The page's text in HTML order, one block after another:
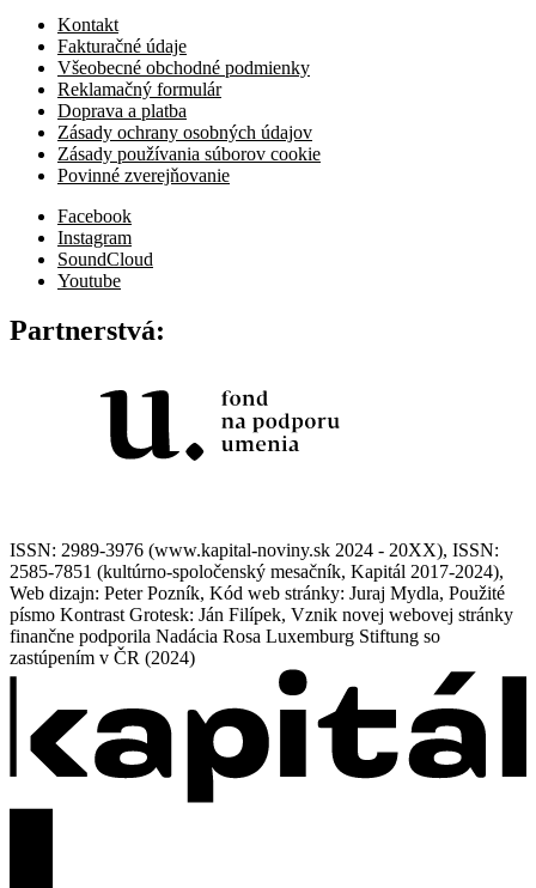
Kontakt
Fakturačné údaje
Všeobecné obchodné podmienky
Reklamačný formulár
Doprava a platba
Zásady ochrany osobných údajov
Zásady používania súborov cookie
Povinné zverejňovanie
Facebook
Instagram
SoundCloud
Youtube
Partnerstvá:
ISSN: 2989-3976 (www.kapital-noviny.sk 2024 - 20XX), ISSN:
2585-7851 (kultúrno-spoločenský mesačník, Kapitál 2017-2024),
Web dizajn: Peter Pozník, Kód web stránky: Juraj Mydla, Použité
písmo Kontrast Grotesk: Ján Filípek, Vznik novej webovej stránky
finančne podporila Nadácia Rosa Luxemburg Stiftung so
zastúpením v ČR (2024)